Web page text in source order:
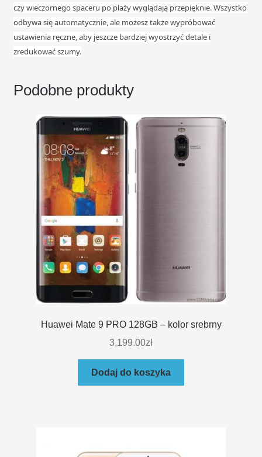
czy wieczornego spaceru po plaży wyglądają przepięknie. Wszystko
odbywa się automatycznie, ale możesz także wypróbować
ustawienia ręczne, aby jeszcze bardziej wyostrzyć detale i
zredukować szumy.
Podobne produkty
Huawei Mate 9 PRO 128GB – kolor srebrny
3,199.00zł
Dodaj do koszyka